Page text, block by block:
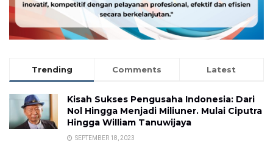
Trending Comments Latest
Kisah Sukses Pengusaha Indonesia: Dari
Nol Hingga Menjadi Miliuner. Mulai Ciputra
Hingga William Tanuwijaya
SEPTEMBER 18, 2023